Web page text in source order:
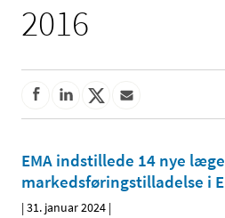
2016
EMA indstillede 14 nye
markedsføringstilladelse i
|31. januar 2024 |